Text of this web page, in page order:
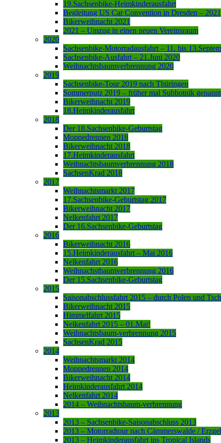
19.Sachsenbike-Heimkinderausfahrt
Begleitung US Car Convention in Dresden – 2021
Bikerweihnacht 2021
2021 – Umzug in einen neuen Vereinsraum
2020
Sachsenbike-Motorradausfahrt – 11. bis
Sachsenbike-Ausfahrt – 21.Juni 2020
Weihnachtsbaumverbrennung 2020
2019
Sachsenbike-Tour 2019 nach Thüringen
Sommerputz 2019 – früher mal Subbotnik genannt
Bikerweihnacht 2019
18.Heimkinderausfahrt
2018
Der 18.Sachsenbike-Geburtstag
Moppedrennen 2018
Bikerweihnacht 2018
17.Heimkinderausfahrt
Weihnachtsbaumverbrennung 2018
SachsenKrad 2018
2017
Weihnachtsmarkt 2017
17.Sachsenbike-Geburtstag 2017
Bikerweihnacht 2017
Nelkenfahrt 2017
Der 16.Sachsenbike-Geburtstag
2016
Bikerweihnacht 2016
15.Heimkinderausfahrt – Mai 2016
Nelkenfahrt 2016
Weihnachstbaumverbrennung 2016
Der 15.Sachsenbike-Geburtstag
2015
Saisonabschlussfahrt 2015 – durch Polen und
Bikerweihnacht 2015
Himmelfahrt 2015
Nelkenfahrt 2015 – 01.Mai!
Weihnachtsbaum-verbrennung 2015
SachsenKrad 2015
2014
Weihnachtsmarkt 2014
Moppedrennen 2014
Bikerweihnacht 2014
Heimkinderausfahrt 2014
Nelkenfahrt 2014
2014 – Weihnachtsbaum-verbrennung
2013
2013 – Sachsenbike-Saisonabschluss 2013
2013 – Motorradtour nach Cämmerswalde /
2013 – Heimkinderausfahrt ins Tropical Islands